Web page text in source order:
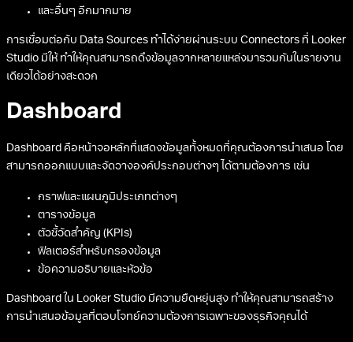
และอื่นๆ อีกมากมาย
การเชื่อมต่อกับ Data Sources ทำได้ง่ายผ่านระบบ Connectors ที่ Looker
Studio มีให้ ทำให้คุณสามารถดึงข้อมูลจากหลายแหล่งมารวมกันในรายงาน
เดียวได้อย่างสะดวก
Dashboard
Dashboard คือหน้าจอหลักที่แสดงข้อมูลทั้งหมดที่คุณต้องการนำเสนอ โดย
สามารถออกแบบและจัดวางองค์ประกอบต่างๆ ได้ตามต้องการ เช่น
กราฟและแผนภูมิประเภทต่างๆ
ตารางข้อมูล
ตัวชี้วัดสำคัญ (KPIs)
ฟิลเตอร์สำหรับกรองข้อมูล
ข้อความอธิบายและหัวข้อ
Dashboard ใน Looker Studio มีความยืดหยุ่นสูง ทำให้คุณสามารถสร้าง
การนำเสนอข้อมูลที่ตอบโจทย์ความต้องการเฉพาะของธุรกิจคุณได้